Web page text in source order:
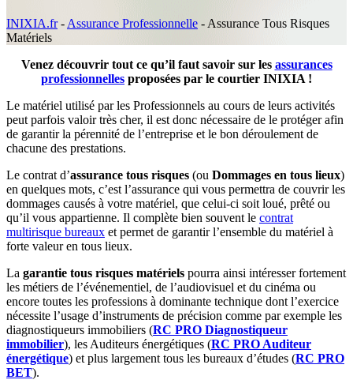
INIXIA.fr- Assurance Professionnelle - Assurance Tous Risques
Matériels
Venez découvrir tout ce qu’il faut savoir sur les assurances
professionnelles proposées par le courtier INIXIA !
Le matériel utilisé par les Professionnels au cours de leurs activités
peut parfois valoir très cher, il est donc nécessaire de le protéger afin
de garantir la pérennité de l’entreprise et le bon déroulement de
chacune des prestations.
Le contrat d’assurance tous risques (ou Dommages en tous lieux)
en quelques mots, c’est l’assurance qui vous permettra de couvrir les
dommages causés à votre matériel, que celui-ci soit loué, prêté ou
qu’il vous appartienne. Il complète bien souvent le contrat
multirisque bureaux et permet de garantir l’ensemble du matériel à
forte valeur en tous lieux.
La garantie tous risques matériels pourra ainsi intéresser fortement
les métiers de l’événementiel, de l’audiovisuel et du cinéma ou
encore toutes les professions à dominante technique dont l’exercice
nécessite l’usage d’instruments de précision comme par exemple les
diagnostiqueurs immobiliers (RC PRO Diagnostiqueur
immobilier), les Auditeurs énergétiques (RC PRO Auditeur
énergétique) et plus largement tous les bureaux d’études (RC PRO
BET).